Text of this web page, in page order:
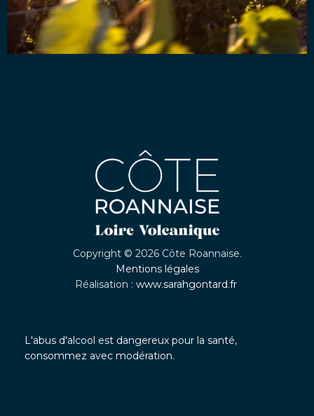
Copyright © 2026 Côte Roannaise.
Mentions légales
Réalisation : www.sarahgontard.fr
L'abus d'alcool est dangereux pour la santé,
consommez avec modération.